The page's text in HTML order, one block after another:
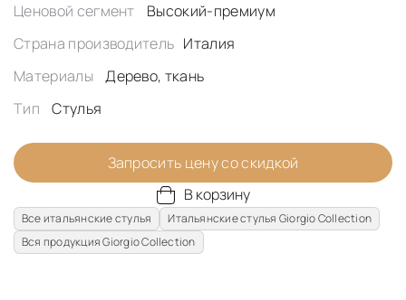
Ценовой сегмент
Высокий-премиум
Страна производитель Италия
Материалы
Дерево, ткань
Тип
Стулья
Запросить цену со скидкой
В корзину
Все итальянские стулья
Итальянские стулья Giorgio Collection
Вся продукция Giorgio Collection